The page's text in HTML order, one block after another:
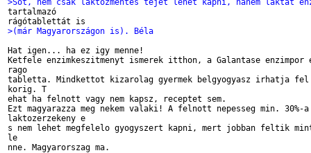
>Sot, nem csak laktózmentes tejet lehet kapni, hanem laktát
tartalmazó
>(már Magyarországon is). Béla
Hat igen... ha ez igy menne!
Ketfele enzimkeszitmenyt ismerek itthon, a Galantase enzimpor
rago
tabletta. Mindkettot kizarolag gyermek belgyogyasz irhatja fel
korig. T
ehat ha felnott vagy nem kapsz, receptet sem.
Ezt magyarazza meg nekem valaki! A felnott nepesseg min. 30%-a
laktozerzekeny e
s nem lehet megfelelo gyogyszert kapni, mert jobban feltik
le
nne. Magyarorszag ma.